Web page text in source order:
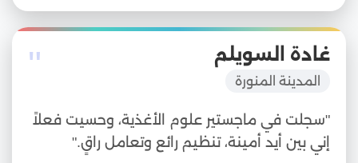
" غادة السويلم
المدينة المنورة
"سجلت في ماجستير علوم الأغذية، وحسيت فعلاً
إني بين أيد أمينة، تنظيم رائع وتعامل راقٍ."